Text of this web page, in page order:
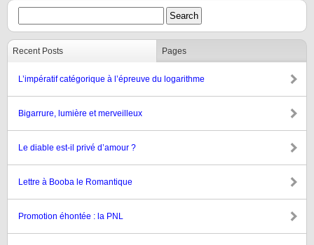
Recent Posts Pages
L’impératif catégorique à l’épreuve du logarithme
Bigarrure, lumière et merveilleux
Le diable est-il privé d’amour ?
Lettre à Booba le Romantique
Promotion éhontée : la PNL